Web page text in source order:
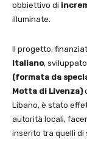
obbiettivo di
illuminate.
Il progetto,
Italiano,
(formata da
Motta di Livenza)
Libano, è stato
autorità locali,
inserito tra quelli di